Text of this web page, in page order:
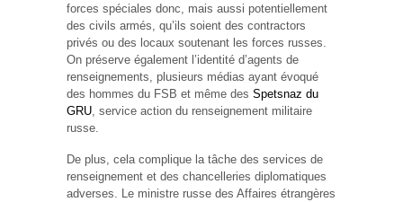
forces spéciales donc, mais aussi potentiellement
des civils armés, qu’ils soient des contractors
privés ou des locaux soutenant les forces russes.
On préserve également l’identité d’agents de
renseignements, plusieurs médias ayant évoqué
des hommes du FSB et même des Spetsnaz du
GRU, service action du renseignement militaire
russe.
De plus, cela complique la tâche des services de
renseignement et des chancelleries diplomatiques
adverses. Le ministre russe des Affaires étrangères